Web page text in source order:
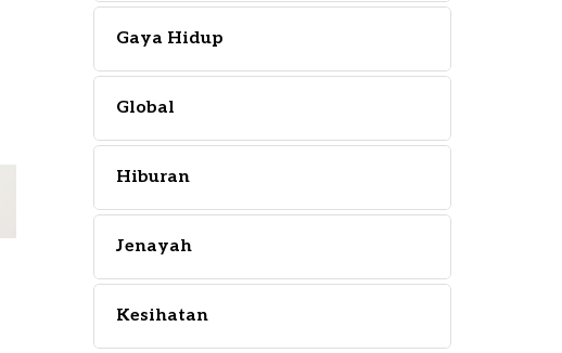
Gaya Hidup
Global
Hiburan
Jenayah
Kesihatan